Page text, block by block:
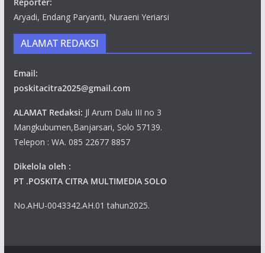
Aryadi, Endang Paryanti, Nuraeni Yeriarsi
ALAMAT REDAKSI
Email:
poskitacitra2025@gmail.com
ALAMAT Redaksi: Jl Arum Dalu III no 3
Mangkubumen,Banjarsari, Solo 57139.
Telepon : WA. 085 22677 8857
Dikelola oleh :
PT .POSKITA CITRA MULTIMEDIA SOLO
No.AHU-0043342.AH.01 tahun2025.